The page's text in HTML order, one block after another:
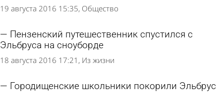
19 августа 2016 15:35 Общество
Пензенский путешественник спустился с
Эльбруса на сноуборде
18 августа 2016 17:21 Из жизни
Городищенские школьники покорили Эльбрус